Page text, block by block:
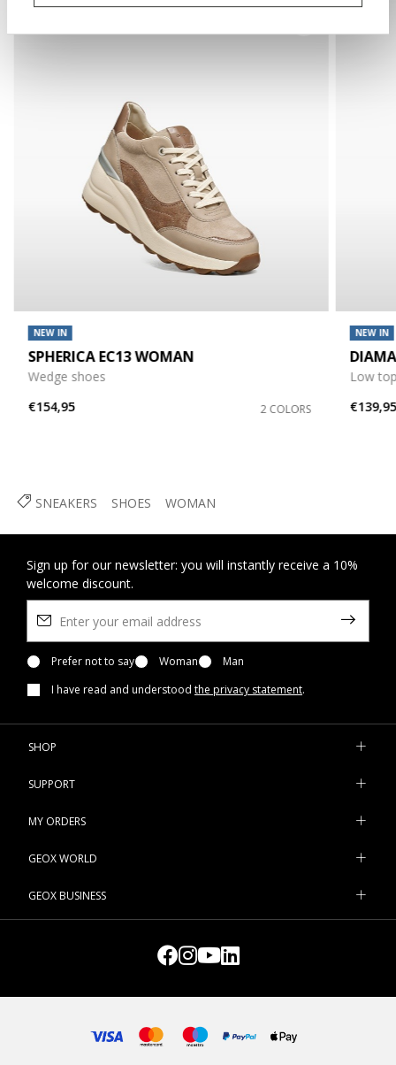
SNEAKERS SHOES WOMAN
NEW IN
SPHERICA EC13 WOMAN
Wedge shoes
€154,95
2 COLORS
NEW IN
Low
€139,95
Sign up for our newsletter: you will instantly receive a 10%
welcome discount.
Prefer not to say Woman
Man
I have read and understood the privacy statement.
SHOP
SUPPORT
MY ORDERS
GEOX WORLD
GEOX BUSINESS